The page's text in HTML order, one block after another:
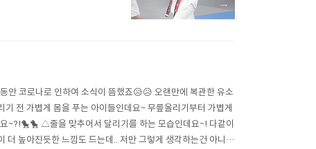
수련생들인데요~ 너무 귀
안 코로나로 인하여 소식이 뜸했죠😥😥 오랜만에 복관한 유소
가볍게 몸을 푸는 아이들인데요~ 무릎올리기부터 가볍게
~?!🐤🐤 △줄을 맞추어서 달리기를 하는 모습인데요~! 다같이
높아진듯한 느낌도 드는데.. 저만 그렇게 생각하는건 아니겠